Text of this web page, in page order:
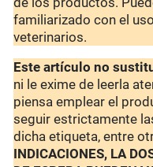
familiarizado con el
veterinarios.
Este artículo no
ni le exime de leerla
piensa emplear el
seguir estrictamente
dicha etiqueta, entre
INDICACIONES, LA